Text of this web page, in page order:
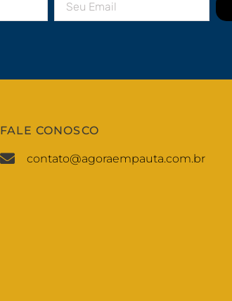
FALE CONOSCO
contato@agoraempauta.com.br